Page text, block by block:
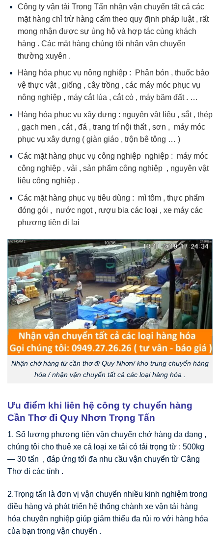
Công ty vận tải Trọng Tấn nhận vận chuyển tất cả các
mặt hàng chỉ trừ hàng cấm theo quy định pháp luật , rất
mong nhận được sự ủng hộ và hợp tác cùng khách
hàng . Các mặt hàng chúng tôi nhận vận chuyển
thường xuyên .
Hàng hóa phục vụ nông nghiệp : Phân bón , thuốc bảo
vệ thực vật , giống , cây trồng , các máy móc phục vụ
nông nghiệp , máy cắt lúa , cắt cỏ , máy băm đất . …
Hàng hóa phục vụ xây dựng : nguyên vật liệu , sắt , thép
, gạch men , cát , đá , trang trí nội thất , sơn , máy móc
phục vụ xây dựng ( giàn giáo , trộn bê tông … )
Các mặt hàng phục vụ công nghiệp nghiệp : máy móc
công nghiệp , vải , sản phẩm công nghiệp , nguyên vật
liệu công nghiệp .
Các mặt hàng phục vụ tiêu dùng : mì tôm , thực phẩm
đóng gói , nước ngọt , rượu bia các loại , xe máy các
phương tiện đi lại
Nhận chở hàng từ cần thơ đi Quy Nhơn/ kho trung chuyển hàng
hóa / nhận vận chuyển tất cả các loại hàng hóa .
Ưu điểm khi liên hệ công ty chuyển hàng
Cần Thơ đi Quy Nhơn Trọng Tấn
1. Số lượng phương tiện vận chuyển chở hàng đa dạng ,
chúng tôi cho thuê xe cá loại xe tải có tải trọng từ : 500kg
— 30 tấn , đáp ứng tối đa nhu cầu vận chuyển từ Câng
Thơ đi các tỉnh .
2.Trọng tấn là đơn vị vận chuyển nhiều kinh nghiệm trong
điều hàng và phát triển hệ thống chành xe vận tải hàng
hóa chuyên nghiệp giúp giảm thiểu đa rủi ro với hàng hóa
của bạn trong vận chuyển .